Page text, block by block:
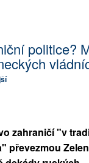
politice?
zahraničí "v
převezmou